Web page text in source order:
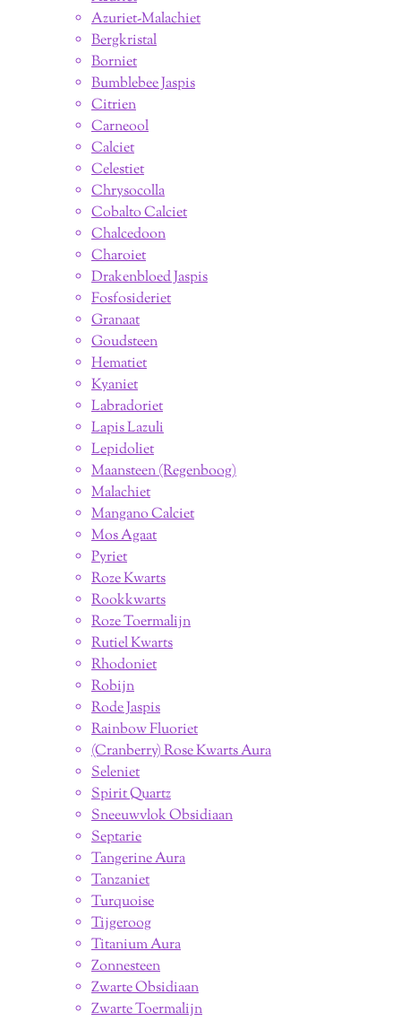
Azuriet-Malachiet
Bergkristal
Borniet
Bumblebee Jaspis
Citrien
Carneool
Calciet
Celestiet
Chrysocolla
Cobalto Calciet
Chalcedoon
Charoiet
Drakenbloed Jaspis
Fosfosideriet
Granaat
Goudsteen
Hematiet
Kyaniet
Labradoriet
Lapis Lazuli
Lepidoliet
Maansteen (Regenboog)
Malachiet
Mangano Calciet
Mos Agaat
Pyriet
Roze Kwarts
Rookkwarts
Roze Toermalijn
Rutiel Kwarts
Rhodoniet
Robijn
Rode Jaspis
Rainbow Fluoriet
(Cranberry) Rose Kwarts Aura
Seleniet
Spirit Quartz
Sneeuwvlok Obsidiaan
Septarie
Tangerine Aura
Tanzaniet
Turquoise
Tijgeroog
Titanium Aura
Zonnesteen
Zwarte Obsidiaan
Zwarte Toermalijn